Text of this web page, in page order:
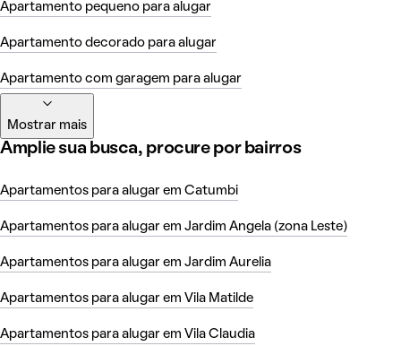
Apartamento pequeno para alugar
Apartamento decorado para alugar
Apartamento com garagem para alugar
Mostrar mais
Amplie sua busca, procure por bairros
Apartamentos para alugar em Catumbi
Apartamentos para alugar em Jardim Angela (zona Leste)
Apartamentos para alugar em Jardim Aurelia
Apartamentos para alugar em Vila Matilde
Apartamentos para alugar em Vila Claudia